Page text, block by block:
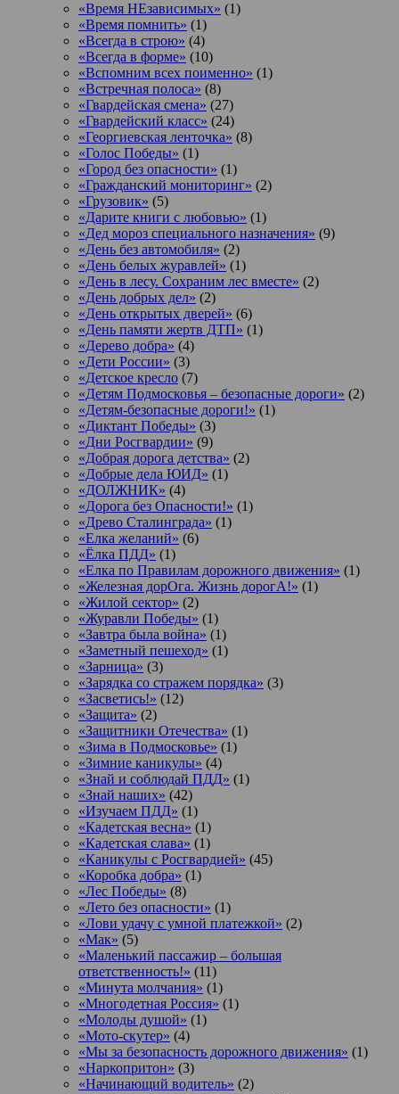
«Время НЕзависимых» (1)
«Время помнить» (1)
«Всегда в строю» (4)
«Всегда в форме» (10)
«Вспомним всех поименно» (1)
«Встречная полоса» (8)
«Гвардейская смена» (27)
«Гвардейский класс» (24)
«Георгиевская ленточка» (8)
«Голос Победы» (1)
«Город без опасности» (1)
«Гражданский мониторинг» (2)
«Грузовик» (5)
«Дарите книги с любовью» (1)
«Дед мороз специального назначения» (9)
«День без автомобиля» (2)
«День белых журавлей» (1)
«День в лесу. Сохраним лес вместе» (2)
«День добрых дел» (2)
«День открытых дверей» (6)
«День памяти жертв ДТП» (1)
«Дерево добра» (4)
«Дети России» (3)
«Детское кресло (7)
«Детям Подмосковья – безопасные дороги» (2)
«Детям-безопасные дороги!» (1)
«Диктант Победы» (3)
«Дни Росгвардии» (9)
«Добрая дорога детства» (2)
«Добрые дела ЮИД» (1)
«ДОЛЖНИК» (4)
«Дорога без Опасности!» (1)
«Древо Сталинграда» (1)
«Елка желаний» (6)
«Ёлка ПДД» (1)
«Елка по Правилам дорожного движения» (1)
«Железная дорОга. Жизнь дорогА!» (1)
«Жилой сектор» (2)
«Журавли Победы» (1)
«Завтра была война» (1)
«Заметный пешеход» (1)
«Зарница» (3)
«Зарядка со стражем порядка» (3)
«Засветись!» (12)
«Защита» (2)
«Защитники Отечества» (1)
«Зима в Подмосковье» (1)
«Зимние каникулы» (4)
«Знай и соблюдай ПДД» (1)
«Знай наших» (42)
«Изучаем ПДД» (1)
«Кадетская весна» (1)
«Кадетская слава» (1)
«Каникулы с Росгвардией» (45)
«Коробка добра» (1)
«Лес Победы» (8)
«Лето без опасности» (1)
«Лови удачу с умной платежкой» (2)
«Мак» (5)
«Маленький пассажир – большая
ответственность!» (11)
«Минута молчания» (1)
«Многодетная Россия» (1)
«Молоды душой» (1)
«Мото-скутер» (4)
«Мы за безопасность дорожного движения» (1)
«Наркопритон» (3)
«Начинающий водитель» (2)